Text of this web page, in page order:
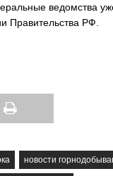
ведомства
Правительства РФ.
новости